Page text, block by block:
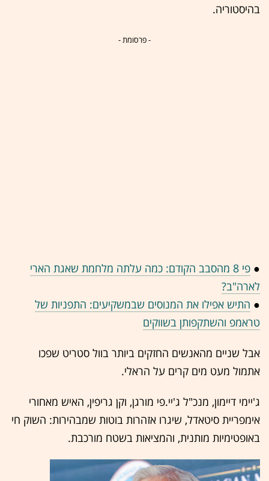
בהיסטוריה.
- פרסומת -
●
פי 8 מהסבב הקודם: כמה עלתה מלחמת שאגת הארי
לארה"ב?
● התיש אפילו את המנוסים שבמשקיעים: התפניות של
טראמפ והשתקפותן בשווקים
אבל שניים מהאנשים החזקים ביותר בוול סטריט שפכו
אתמול מעט מים קרים על הראלי.
ג'יימי דיימון, מנכ"ל ג'יי.פי מורגן, וקן גריפין, האיש מאחורי
אימפריית סיטאדל, שיגרו אזהרות בוטות שמבהירות: השוק חי
באופטימיות מותנית, והמציאות בשטח מורכבת.